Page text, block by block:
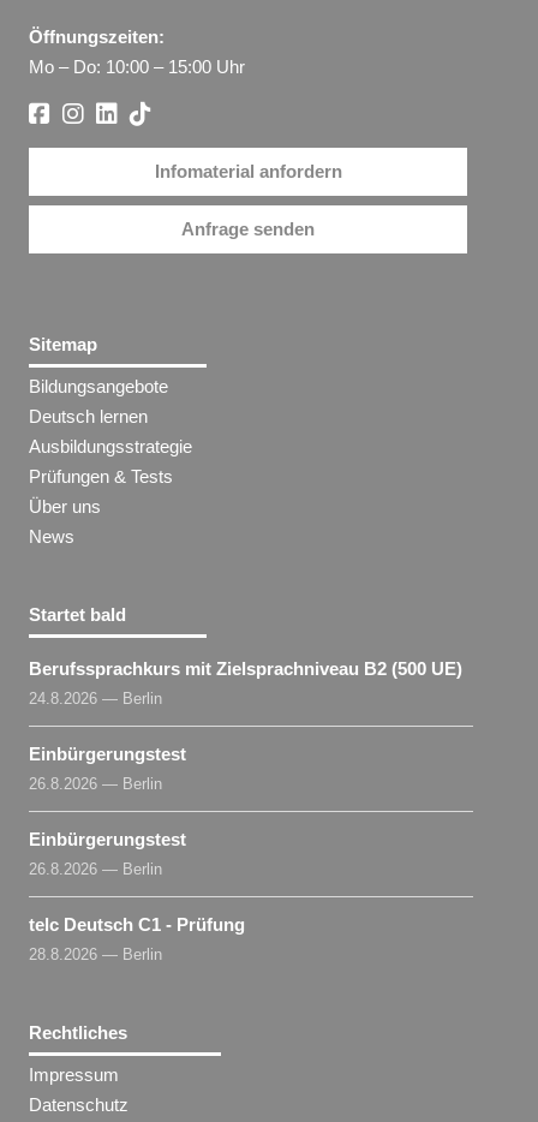
Öffnungszeiten:
Mo – Do: 10:00 – 15:00 Uhr
Infomaterial anfordern
Anfrage senden
Sitemap
Bildungsangebote
Deutsch lernen
Ausbildungsstrategie
Prüfungen & Tests
Über uns
News
Startet bald
Berufssprachkurs mit Zielsprachniveau B2 (500 UE)
24.8.2026 — Berlin
Einbürgerungstest
26.8.2026 — Berlin
Einbürgerungstest
26.8.2026 — Berlin
telc Deutsch C1 - Prüfung
28.8.2026 — Berlin
Rechtliches
Impressum
Datenschutz